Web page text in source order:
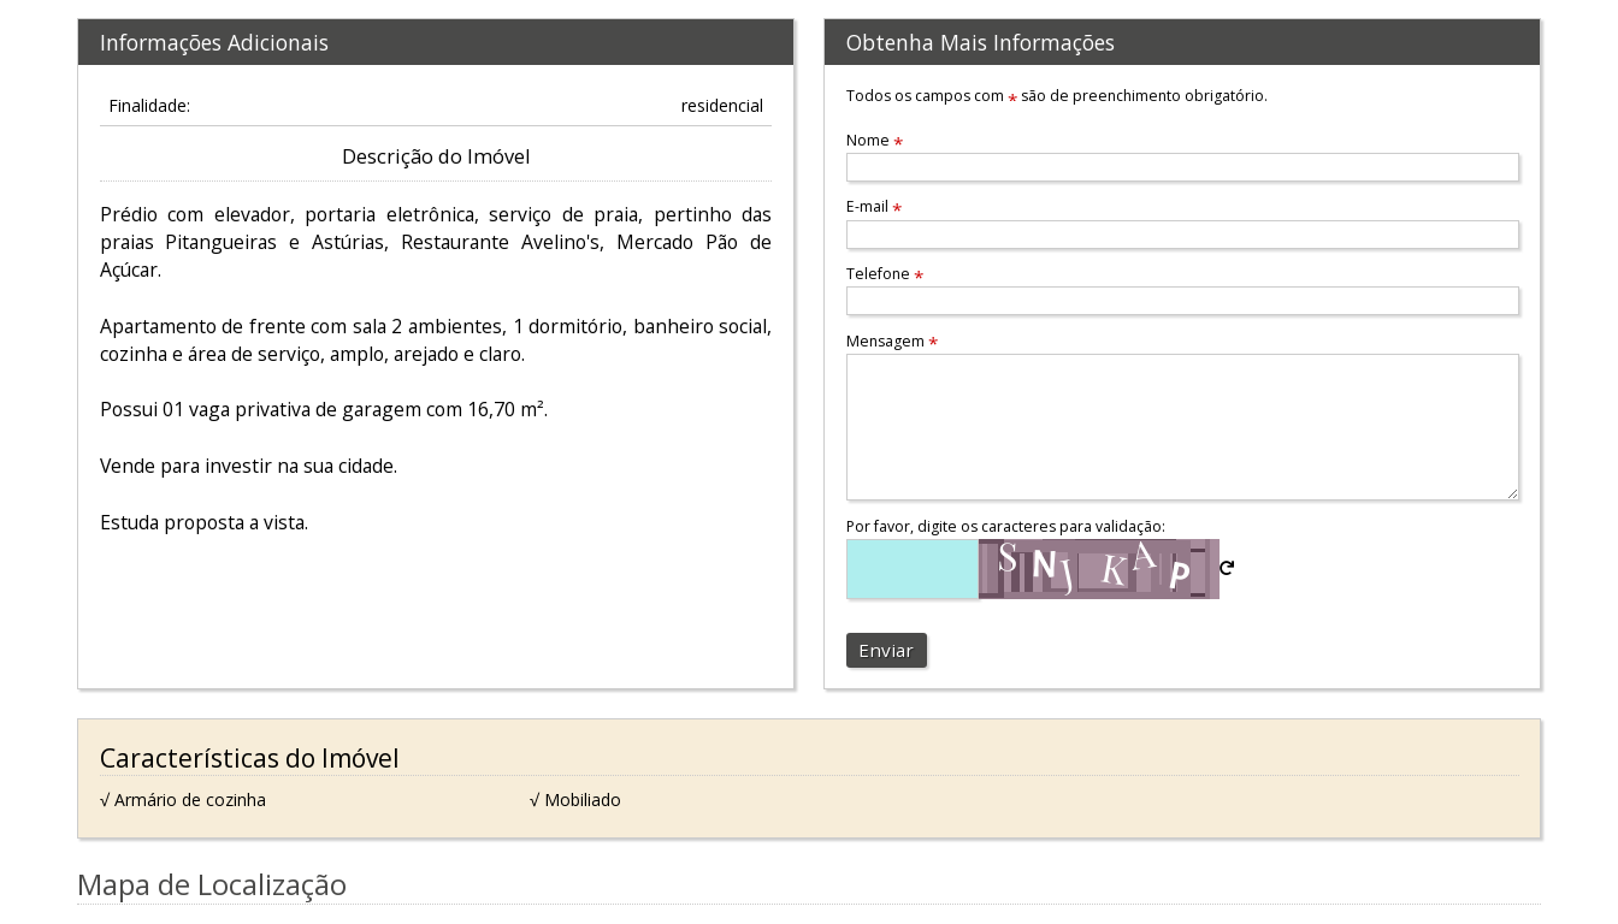
Informações Adicionais
Finalidade: residencial
Descrição do Imóvel
Prédio com elevador, portaria eletrônica, serviço de praia, pertinho das
praias Pitangueiras e Astúrias, Restaurante Avelino's, Mercado Pão de
Açúcar.
Apartamento de frente com sala 2 ambientes, 1 dormitório, banheiro social,
cozinha e área de serviço, amplo, arejado e claro.
Possui 01 vaga privativa de garagem com 16,70 m².
Vende para investir na sua cidade.
Estuda proposta a vista.
Obtenha Mais Informações
Todos os campos com *são de preenchimento obrigatório.
Nome *
E-mail *
Telefone *
Mensagem *
Por favor, digite os caracteres para validação:
Enviar
Características do Imóvel
√ Armário de cozinha √ Mobiliado
Mapa de Localização